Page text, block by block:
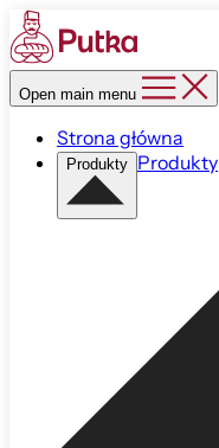
Open main menu
Strona główna
Produkty Produkty